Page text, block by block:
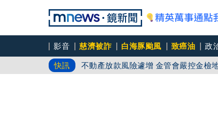
影音 慈濟被詐 白海豚颱風 致癌油
政
快訊
不動產放款風險遽增 金管會嚴控金檢
國民黨不讓了！推AI發言人「鄭小文